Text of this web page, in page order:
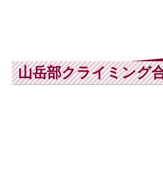
山岳部クライミング